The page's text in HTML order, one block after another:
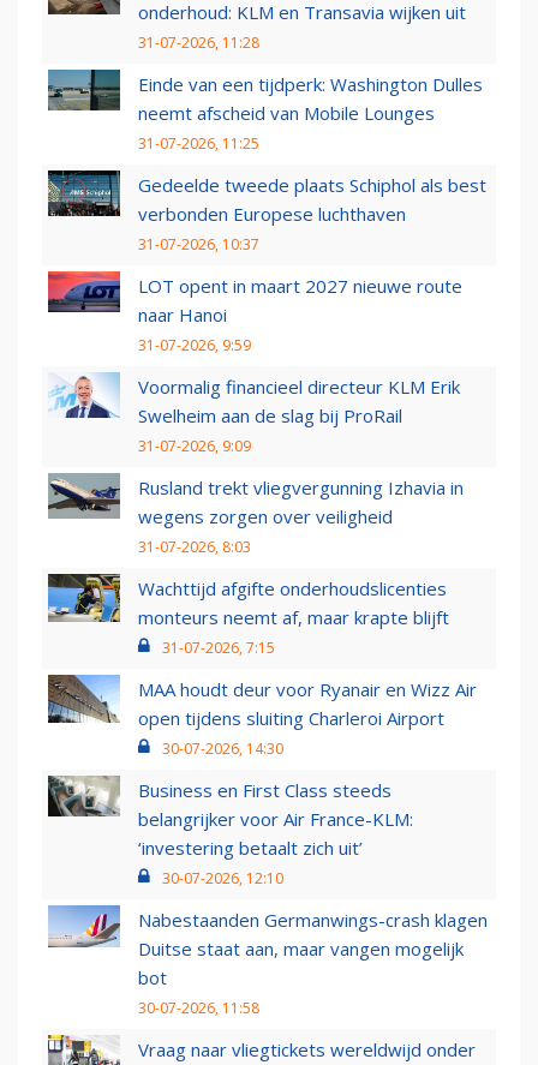
onderhoud: KLM en Transavia wijken uit
31-07-2026, 11:28
Einde van een tijdperk: Washington Dulles
neemt afscheid van Mobile Lounges
31-07-2026, 11:25
Gedeelde tweede plaats Schiphol als best
verbonden Europese luchthaven
31-07-2026, 10:37
LOT opent in maart 2027 nieuwe route
naar Hanoi
31-07-2026, 9:59
Voormalig financieel directeur KLM Erik
Swelheim aan de slag bij ProRail
31-07-2026, 9:09
Rusland trekt vliegvergunning Izhavia in
wegens zorgen over veiligheid
31-07-2026, 8:03
Wachttijd afgifte onderhoudslicenties
monteurs neemt af, maar krapte blijft
31-07-2026, 7:15
MAA houdt deur voor Ryanair en Wizz Air
open tijdens sluiting Charleroi Airport
30-07-2026, 14:30
Business en First Class steeds
belangrijker voor Air France-KLM:
‘investering betaalt zich uit’
30-07-2026, 12:10
Nabestaanden Germanwings-crash klagen
Duitse staat aan, maar vangen mogelijk
bot
30-07-2026, 11:58
Vraag naar vliegtickets wereldwijd onder